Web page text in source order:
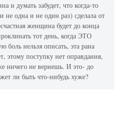
и думать забудет, что когда-то
одна и не один раз) сделала от
женщина будет до конца
тот день, когда ЭТО
боль нельзя описать, эта рана
поступку нет оправдания,
ничего не вернешь. И это- до
ли быть что-нибудь хуже?